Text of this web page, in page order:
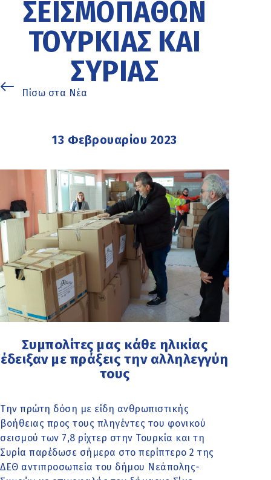
ΣΕΙΣΜΟΠΑΘΏΝ
ΤΟΥΡΚΊΑΣ ΚΑΙ
ΣΥΡΊΑΣ
Πίσω στα Νέα
13 Φεβρουαρίου 2023
Συμπολίτες μας κάθε ηλικίας
έδειξαν με πράξεις την αλληλεγγύη
τους
Την πρώτη δόση με είδη ανθρωπιστικής
βοήθειας προς τους πληγέντες του φονικού
σεισμού των 7,8 ρίχτερ στην Τουρκία και τη
Συρία παρέδωσε σήμερα στο περίπτερο 2 της
ΔΕΘ αντιπροσωπεία του δήμου Νεάπολης-